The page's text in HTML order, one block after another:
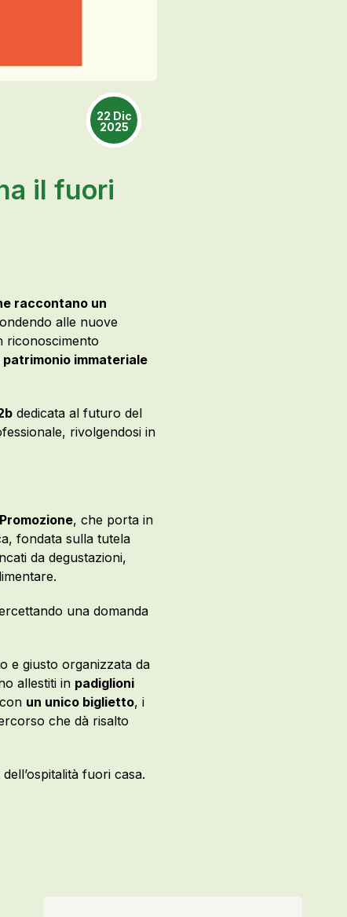
22 Dic
2025
il fuori
raccontano un
alle nuove
riconoscimento
immateriale
dedicata al futuro del
rivolgendosi in
, che porta in
fondata sulla tutela
da degustazioni,
una domanda
e giusto organizzata da
allestiti in padiglioni
un unico biglietto, i
che dà risalto
fuori casa.